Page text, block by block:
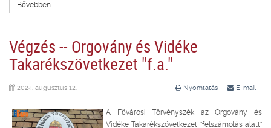
Bővebben ...
Végzés -- Orgovány és Vidéke
Takarékszövetkezet "f.a."
Nyomtatás E-mail
2024. augusztus 12.
A Fővárosi Törvényszék az Orgovány és
Vidéke Takarékszövetkezet "felszámolás alatt"